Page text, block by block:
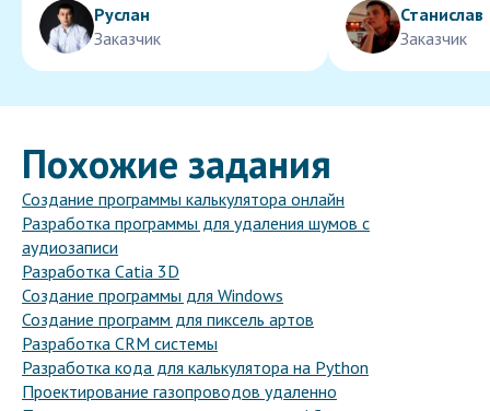
Руслан
Заказчик
Станислав
Заказчик
Похожие задания
Создание программы калькулятора онлайн
Разработка программы для удаления шумов с
аудиозаписи
Разработка Catia 3D
Создание программы для Windows
Создание программ для пиксель артов
Разработка CRM системы
Разработка кода для калькулятора на Python
Проектирование газопроводов удаленно